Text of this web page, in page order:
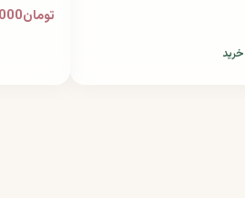
خرید
تومان3.100.000تومان